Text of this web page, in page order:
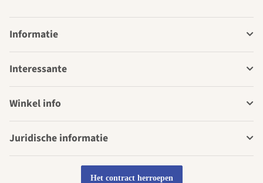
Informatie
Interessante
Winkel info
Juridische informatie
Het contract herroepen